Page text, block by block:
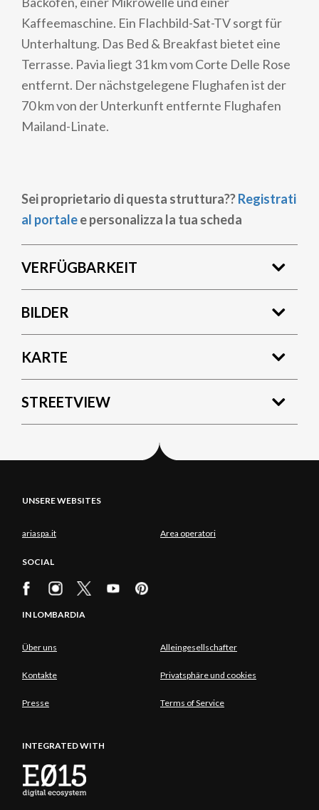
Kaffeemaschine. Ein Flachbild-Sat-TV sorgt für
Unterhaltung. Das Bed & Breakfast bietet eine
Terrasse. Pavia liegt 31 km vom Corte Delle Rose
entfernt. Der nächstgelegene Flughafen ist der
70 km von der Unterkunft entfernte Flughafen
Mailand-Linate.
Sei proprietario di questa struttura??Registrati
al portalee personalizza la tua scheda
VERFÜGBARKEIT
BILDER
KARTE
STREETVIEW
UNSERE WEBSITES
ariaspa.it Area operatori
SOCIAL
IN LOMBARDIA
Über uns Alleingesellschafter
Kontakte Privatsphäre und cookies
Presse Terms of Service
INTEGRATED WITH